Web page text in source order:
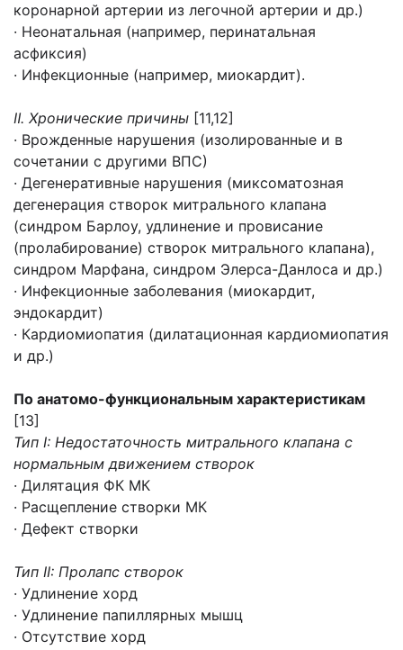
коронарной артерии из легочной артерии и др.)
· Неонатальная (например, перинатальная
асфиксия)
· Инфекционные (например, миокардит).
Ⅱ. Хронические причины [11,12]
· Врожденные нарушения (изолированные и в
сочетании с другими ВПС)
· Дегенеративные нарушения (миксоматозная
дегенерация створок митрального клапана
(синдром Барлоу, удлинение и провисание
(пролабирование) створок митрального клапана),
синдром Марфана, синдром Элерса-Данлоса и др.)
· Инфекционные заболевания (миокардит,
эндокардит)
· Кардиомиопатия (дилатационная кардиомиопатия
и др.)
По анатомо-функциональным характеристикам
[13]
Тип I: Недостаточность митрального клапана с
нормальным движением створок
· Дилятация ФК МК
· Расщепление створки МК
· Дефект створки
Тип II: Пролапс створок
· Удлинение хорд
· Удлинение папиллярных мышц
· Отсутствие хорд